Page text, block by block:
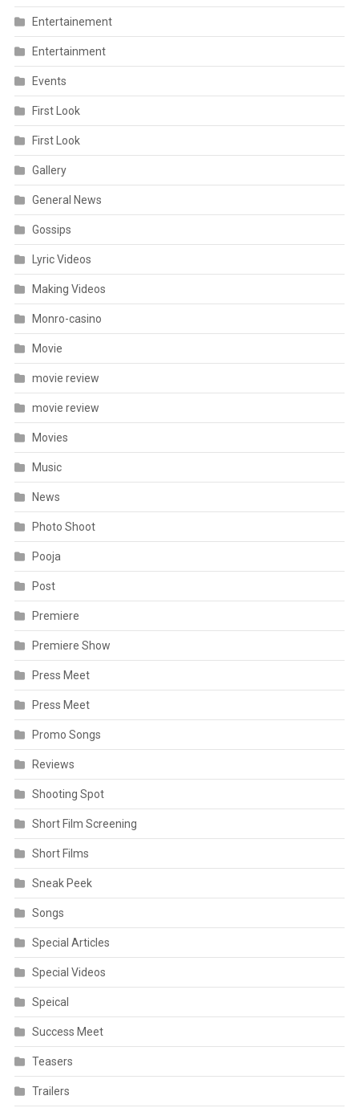
Entertainement
Entertainment
Events
First Look
First Look
Gallery
General News
Gossips
Lyric Videos
Making Videos
Monro-casino
Movie
movie review
movie review
Movies
Music
News
Photo Shoot
Pooja
Post
Premiere
Premiere Show
Press Meet
Press Meet
Promo Songs
Reviews
Shooting Spot
Short Film Screening
Short Films
Sneak Peek
Songs
Special Articles
Special Videos
Speical
Success Meet
Teasers
Trailers